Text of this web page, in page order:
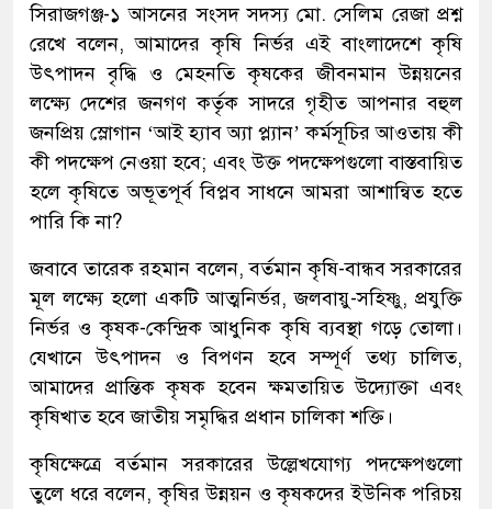
সিরাজগঞ্জ-১ আসনের সংসদ সদস্য মো. সেলিম রেজা প্রশ্ন
রেখে বলেন, আমাদের কৃষি নির্ভর এই বাংলাদেশে কৃষি
উৎপাদন বৃদ্ধি ও মেহনতি কৃষকের জীবনমান উন্নয়নের
লক্ষ্যে দেশের জনগণ কর্তৃক সাদরে গৃহীত আপনার বহুল
জনপ্রিয় স্লোগান ‘আই হ্যাব অ্যা প্ল্যান’ কর্মসূচির আওতায় কী
কী পদক্ষেপ নেওয়া হবে; এবং উক্ত পদক্ষেপগুলো বাস্তবায়িত
হলে কৃষিতে অভূতপূর্ব বিপ্লব সাধনে আমরা আশান্বিত হতে
পারি কি না?
জবাবে তারেক রহমান বলেন, বর্তমান কৃষি-বান্ধব সরকারের
মূল লক্ষ্যে হলো একটি আত্মনির্ভর, জলবায়ু-সহিষ্ণু, প্রযুক্তি
নির্ভর ও কৃষক-কেন্দ্রিক আধুনিক কৃষি ব্যবস্থা গড়ে তোলা।
যেখানে উৎপাদন ও বিপণন হবে সম্পূর্ণ তথ্য চালিত,
আমাদের প্রান্তিক কৃষক হবেন ক্ষমতায়িত উদ্যোক্তা এবং
কৃষিখাত হবে জাতীয় সমৃদ্ধির প্রধান চালিকা শক্তি।
কৃষিক্ষেত্রে বর্তমান সরকারের উল্লেখযোগ্য পদক্ষেপগুলো
তুলে ধরে বলেন, কৃষির উন্নয়ন ও কৃষকদের ইউনিক পরিচয়